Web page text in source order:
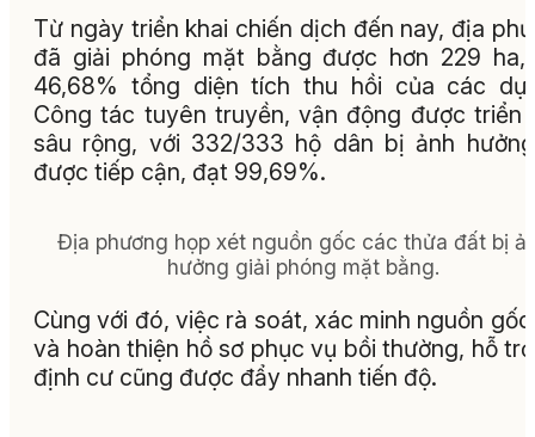
Từ ngày triển khai chiến dịch đến nay, địa
đã giải phóng mặt bằng được hơn 229 ha,
46,68% tổng diện tích thu hồi của các dự
Công tác tuyên truyền, vận động được triển
sâu rộng, với 332/333 hộ dân bị ảnh
được tiếp cận, đạt 99,69%.
Địa phương họp xét nguồn gốc các thửa đất bị
hưởng giải phóng mặt bằng.
Cùng với đó, việc rà soát, xác minh nguồn
và hoàn thiện hồ sơ phục vụ bồi thường, hỗ
định cư cũng được đẩy nhanh tiến độ.